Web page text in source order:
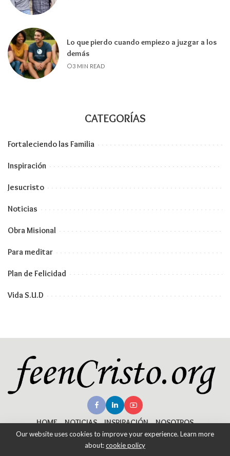
Lo que pierdo cuando empiezo a juzgar a los
demás
3 MIN READ
CATEGORÍAS
Fortaleciendo las Familia
Inspiración
Jesucristo
Noticias
Obra Misional
Para meditar
Plan de Felicidad
Vida S.U.D
HOME NOTICIAS INSPIRACIÓN NOSOTROS
Our website uses cookies to improve your experience. Learn more
about:cookie policy